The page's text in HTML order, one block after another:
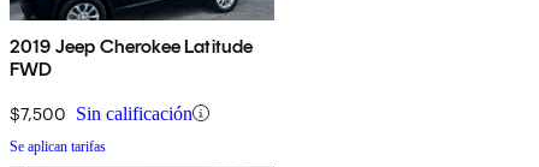
2019 Jeep Cherokee Latitude
FWD
$7,500 Sin calificación
Se aplican tarifas